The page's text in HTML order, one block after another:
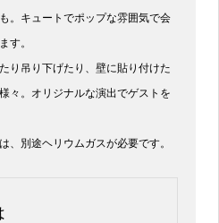
。キュートでポップな雰囲気で会
す。
り吊り下げたり、壁に貼り付けた
々。オリジナルな演出でゲストを
別途ヘリウムガスが必要です。